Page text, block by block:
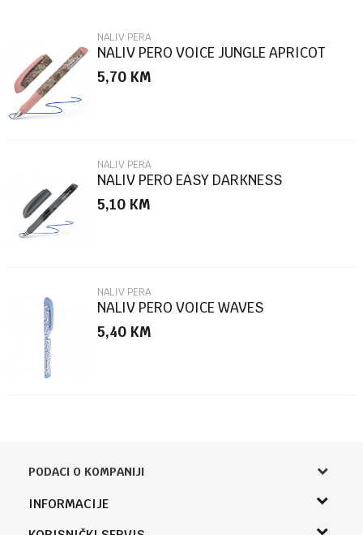
Poruka
POŠALJI
NALIV PERA
NALIV PERO VOICE JUNGLE APRICOT
160021 SCHN.
5,70 KM
NALIV PERA
NALIV PERO EASY DARKNESS
5,10 KM
NALIV PERA
NALIV PERO VOICE WAVES
5,40 KM
PODACI O KOMPANIJI
Knjižara Kultura
INFORMACIJE
O nama